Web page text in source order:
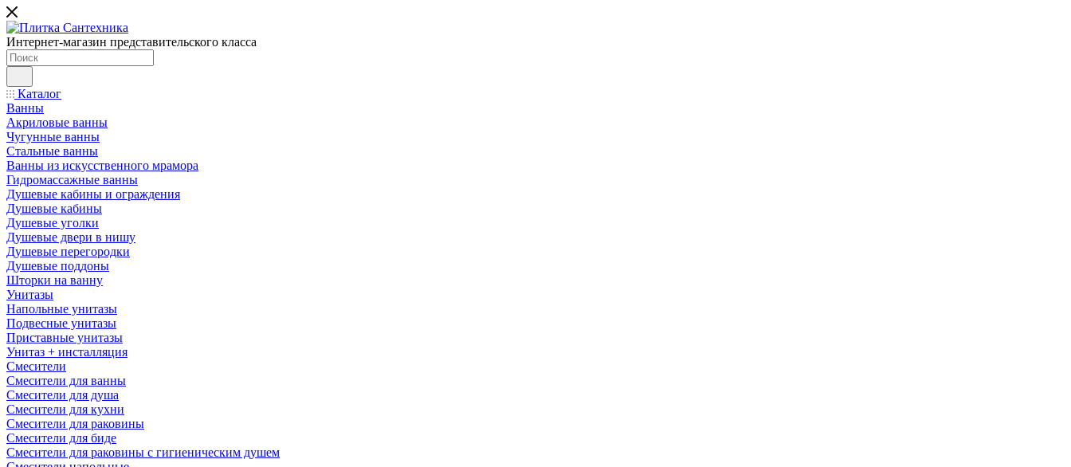
Интернет-магазин представительского класса
Каталог
Ванны
Акриловые ванны
Чугунные ванны
Стальные ванны
Ванны из искусственного мрамора
Гидромассажные ванны
Душевые кабины и ограждения
Душевые кабины
Душевые уголки
Душевые двери в нишу
Душевые перегородки
Душевые поддоны
Шторки на ванну
Унитазы
Напольные унитазы
Подвесные унитазы
Приставные унитазы
Унитаз + инсталляция
Смесители
Смесители для ванны
Смесители для душа
Смесители для кухни
Смесители для раковины
Смесители для биде
Смесители для раковины с гигиеническим душем